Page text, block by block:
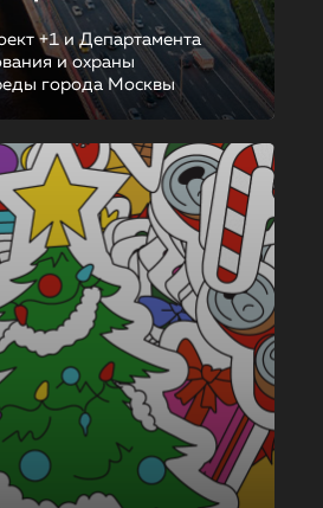
+1 и Департамента
и охраны
города Москвы